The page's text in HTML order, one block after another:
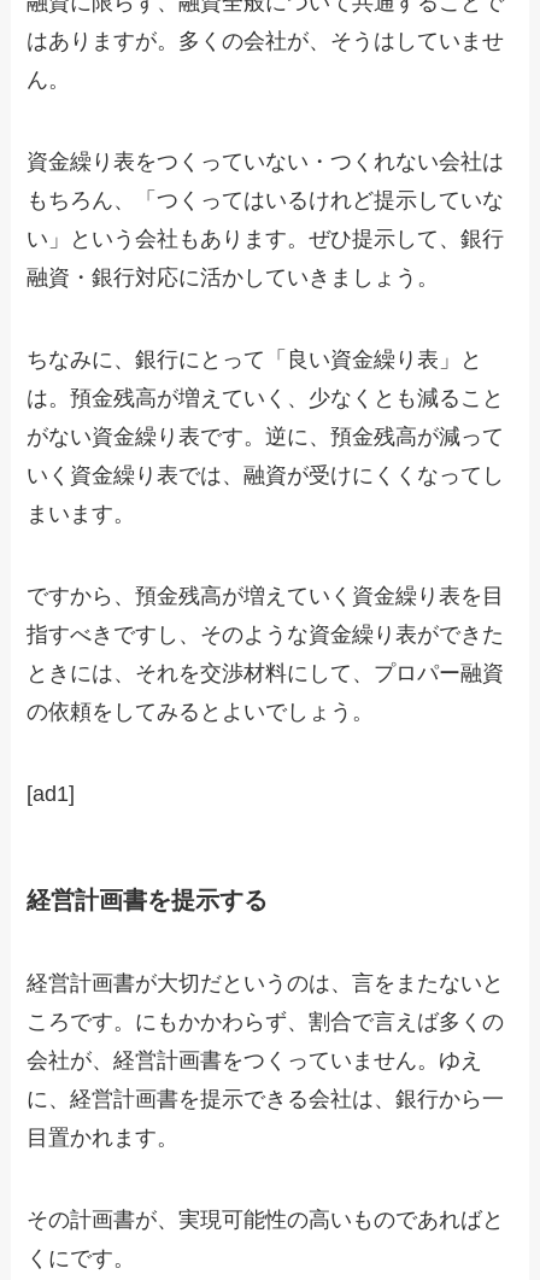
はありますが。多くの会社が、そうはしていませ
ん。
資金繰り表をつくっていない・つくれない会社は
もちろん、「つくってはいるけれど提示していな
い」という会社もあります。ぜひ提示して、銀行
融資・銀行対応に活かしていきましょう。
ちなみに、銀行にとって「良い資金繰り表」と
は。預金残高が増えていく、少なくとも減ること
がない資金繰り表です。逆に、預金残高が減って
いく資金繰り表では、融資が受けにくくなってし
まいます。
ですから、預金残高が増えていく資金繰り表を目
指すべきですし、そのような資金繰り表ができた
ときには、それを交渉材料にして、プロパー融資
の依頼をしてみるとよいでしょう。
[ad1]
経営計画書を提示する
経営計画書が大切だというのは、言をまたないと
ころです。にもかかわらず、割合で言えば多くの
会社が、経営計画書をつくっていません。ゆえ
に、経営計画書を提示できる会社は、銀行から一
目置かれます。
その計画書が、実現可能性の高いものであればと
くにです。